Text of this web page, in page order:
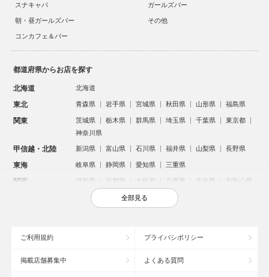
スナキャバ
ガールズバー
朝・昼ガールズバー
その他
コンカフェ＆バー
都道府県からお店を探す
北海道 北海道
東北 青森県 岩手県 宮城県 秋田県 山形県 福島県
関東 茨城県 栃木県 群馬県 埼玉県 千葉県
東京都
神奈川県
甲信越・北陸 新潟県 富山県 石川県 福井県 山梨県 長野県
東海 岐阜県 静岡県 愛知県 三重県
関西 滋賀県 京都府 大阪府 兵庫県 奈良県 和歌山県
鳥取県 島根県 岡山県 広島県
沖縄県
全部見る
ご利用規約 プライバシポリシー
掲載店舗募集中 よくある質問